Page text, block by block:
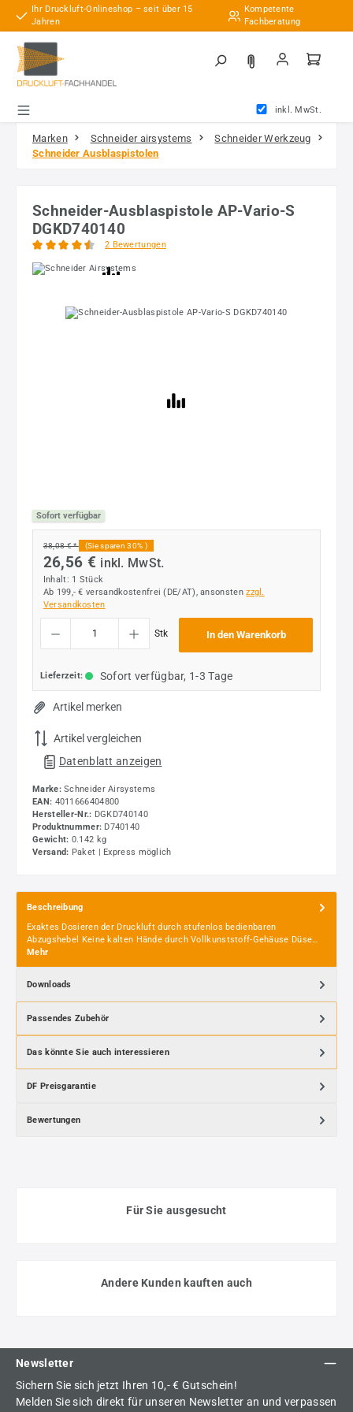
Zum Hauptinhalt springen
Ihr Druckluft-Onlineshop – seit über 15
Jahren
Kompetente
Fachberatung
inkl. MwSt.
Marken Schneider airsystems
Schneider Werkzeug
Schneider Ausblaspistolen
Schneider-Ausblaspistole AP-Vario-S
DGKD740140
2 Bewertungen
Bildergalerie überspringen
Sofort verfügbar
38,08 € * (Sie sparen 30% )
26,56 € inkl. MwSt.
Inhalt: 1 Stück
Ab 199,- € versandkostenfrei (DE/AT), ansonstenzzgl.
Versandkosten
Produkt Anzahl: Gib den gewünschten Wert ein oder benutze die Schaltflächen um
Stk In den Warenkorb
Lieferzeit: Sofort verfügbar, 1-3 Tage
Artikel merken
Artikel vergleichen
Datenblatt anzeigen
Marke:Schneider Airsystems
EAN: 4011666404800
Hersteller-Nr.: DGKD740140
Produktnummer: D740140
Gewicht: 0.142 kg
Versand: Paket | Express möglich
Beschreibung
Exaktes Dosieren der Druckluft durch stufenlos bedienbaren
Abzugshebel Keine kalten Hände durch Vollkunststoff-Gehäuse Düse…
Mehr
Downloads
Passendes Zubehör
Das könnte Sie auch interessieren
DF Preisgarantie
Bewertungen
Für Sie ausgesucht
Andere Kunden kauften auch
Newsletter
Sichern Sie sich jetzt Ihren 10,- € Gutschein!
Melden Sie sich direkt für unseren Newsletter an und verpassen